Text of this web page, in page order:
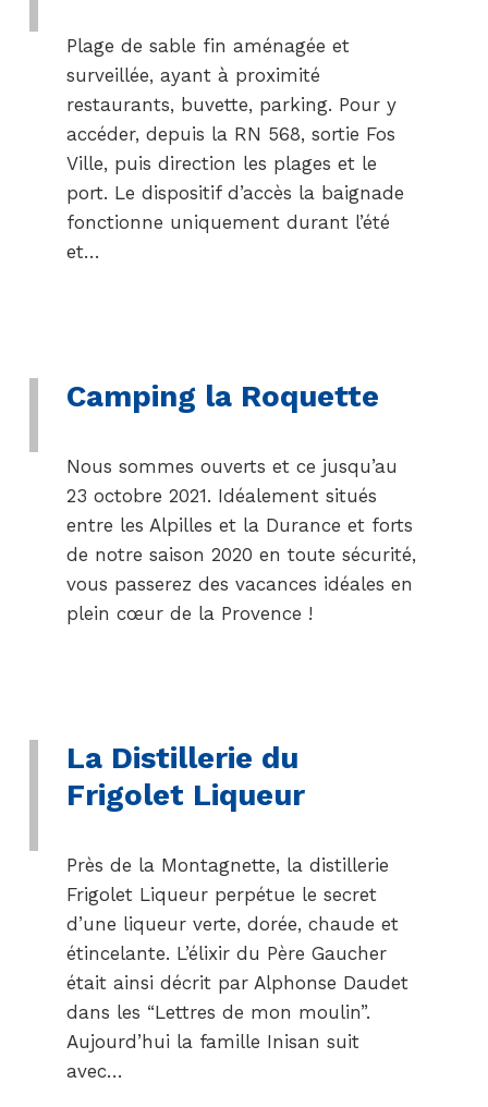
Plage de sable fin aménagée et
surveillée, ayant à proximité
restaurants, buvette, parking. Pour y
accéder, depuis la RN 568, sortie Fos
Ville, puis direction les plages et le
port. Le dispositif d’accès la baignade
fonctionne uniquement durant l’été
et…
Camping la Roquette
Nous sommes ouverts et ce jusqu’au
23 octobre 2021. Idéalement situés
entre les Alpilles et la Durance et forts
de notre saison 2020 en toute sécurité,
vous passerez des vacances idéales en
plein cœur de la Provence !
La Distillerie du
Frigolet Liqueur
Près de la Montagnette, la distillerie
Frigolet Liqueur perpétue le secret
d’une liqueur verte, dorée, chaude et
étincelante. L’élixir du Père Gaucher
était ainsi décrit par Alphonse Daudet
dans les “Lettres de mon moulin”.
Aujourd’hui la famille Inisan suit
avec…